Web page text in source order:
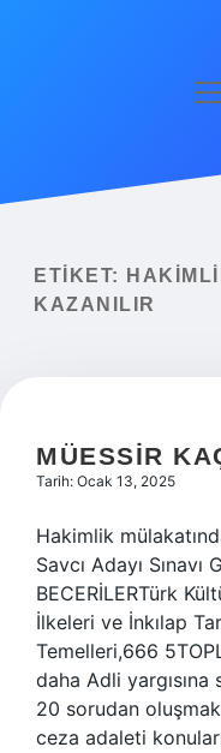
Yasal Uyarı
ETIKET:
KAZANILIR
MÜESSIR
Tarih: Ocak 13, 2025
Hakimlik
Savcı Adayı Sınavı
BECERİLERTürk
İlkeleri ve İnkılap
Temelleri,666
daha Adli yargısına
20 sorudan
ceza adaleti